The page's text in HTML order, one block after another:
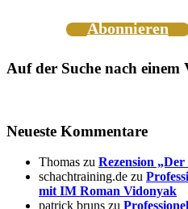
Abonnieren
Auf der Suche nach einem
Neueste Kommentare
Thomas zu Rezension
schachtraining.de zu
mit IM Roman Vidonyak
patrick bruns zu